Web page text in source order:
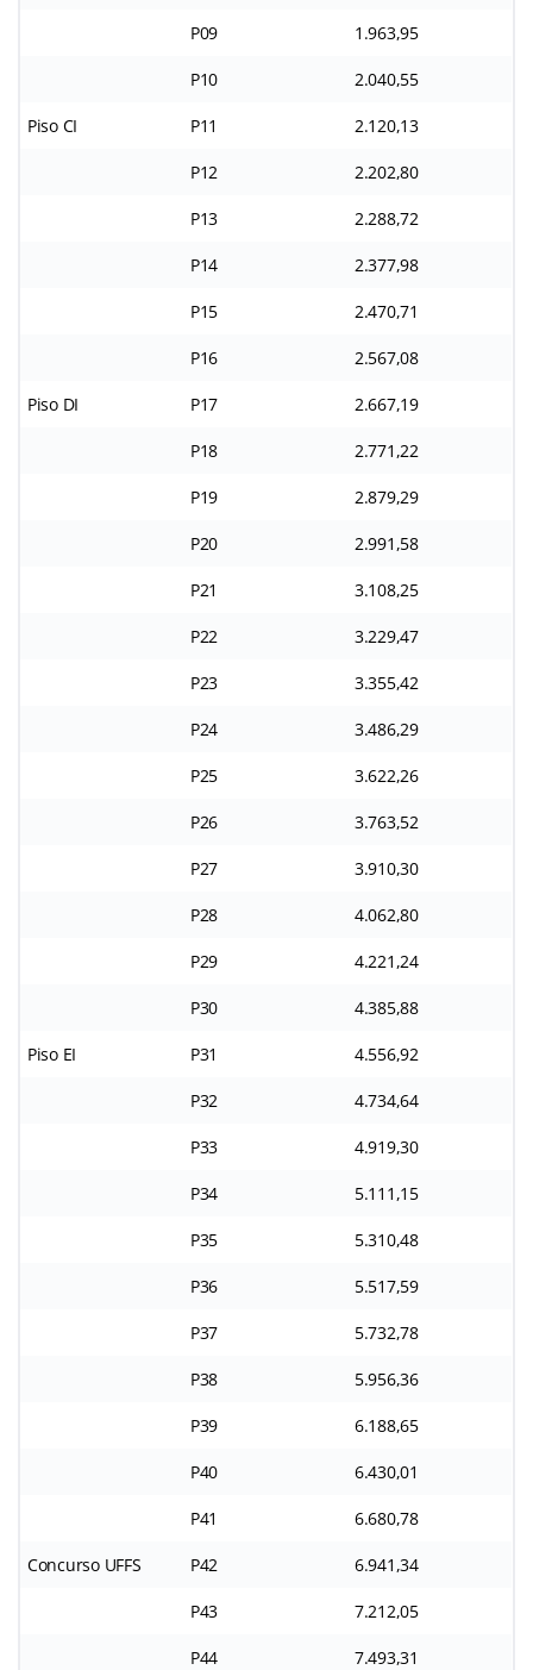
P09 1.963,95
P10 2.040,55
Piso CI P11 2.120,13
P12 2.202,80
P13 2.288,72
P14 2.377,98
P15 2.470,71
P16 2.567,08
Piso DI P17 2.667,19
P18 2.771,22
P19 2.879,29
P20 2.991,58
P21 3.108,25
P22 3.229,47
P23 3.355,42
P24 3.486,29
P25 3.622,26
P26 3.763,52
P27 3.910,30
P28 4.062,80
P29 4.221,24
P30 4.385,88
Piso EI P31 4.556,92
P32 4.734,64
P33 4.919,30
P34 5.111,15
P35 5.310,48
P36 5.517,59
P37 5.732,78
P38 5.956,36
P39 6.188,65
P40 6.430,01
P41 6.680,78
Concurso UFFS P42 6.941,34
P43 7.212,05
P44 7.493,31